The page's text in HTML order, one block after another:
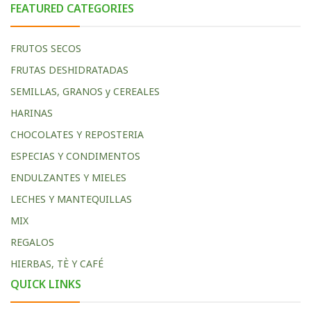
FEATURED CATEGORIES
FRUTOS SECOS
FRUTAS DESHIDRATADAS
SEMILLAS, GRANOS y CEREALES
HARINAS
CHOCOLATES Y REPOSTERIA
ESPECIAS Y CONDIMENTOS
ENDULZANTES Y MIELES
LECHES Y MANTEQUILLAS
MIX
REGALOS
HIERBAS, TÈ Y CAFÉ
QUICK LINKS